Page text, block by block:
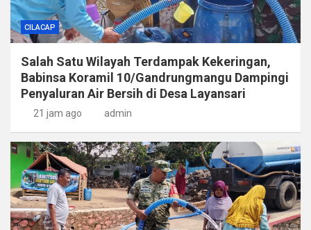
CILACAP
Salah Satu Wilayah Terdampak Kekeringan,
Babinsa Koramil 10/Gandrungmangu Dampingi
Penyaluran Air Bersih di Desa Layansari
21 jam ago admin